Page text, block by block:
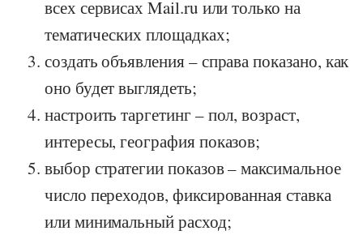
всех сервисах Mail.ru или только на
тематических площадках;
создать объявления – справа показано, как
оно будет выглядеть;
настроить таргетинг – пол, возраст,
интересы, география показов;
выбор стратегии показов – максимальное
число переходов, фиксированная ставка
или минимальный расход;